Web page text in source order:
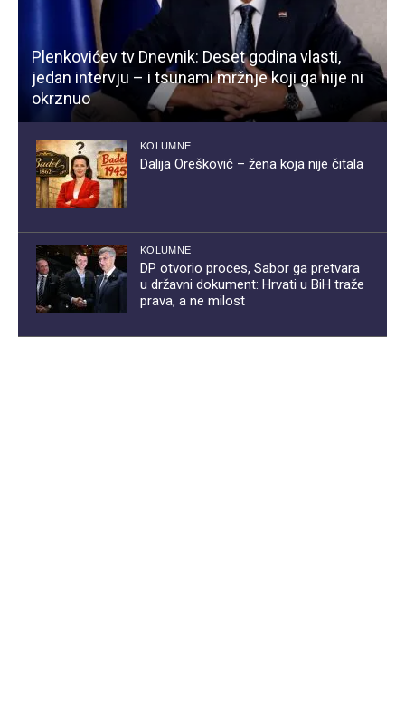
Plenkovićev tv Dnevnik: Deset godina vlasti,
jedan intervju – i tsunami mržnje koji ga nije ni
okrznuo
KOLUMNE
Dalija Orešković – žena koja nije čitala
KOLUMNE
DP otvorio proces, Sabor ga pretvara
u državni dokument: Hrvati u BiH traže
prava, a ne milost